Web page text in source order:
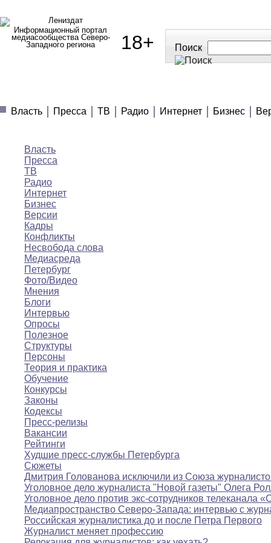
Информационный портал
медиасообщества Северо-
Западного региона
18+ Поиск
Власть
Пресса ТВ Радио Интернет Бизнес
Власть
Пресса
ТВ
Радио
Интернет
Бизнес
Версии
Кадры
Конфликты
Несвобода слова
Медиасреда
Петербург
Фото/Видео
Мнения
Блоги
Интервью
Опросы
Полезное
Структуры
Персоны
Теория и практика
Обучение
Конкурсы
Законы
Кодексы
Пресс-релизы
Вакансии
Рейтинги
Худшие пресс-службы Петербурга
Сюжеты
Дмитрия Голованова исключили из Союза
Уголовное дело журналиста "Новой газеты" Олега
Уголовное дело против экс-сотрудников телеканала
Медиапространство Северо-Запада: интервью с
Российская журналистика до и после Петра Первого
Журналист меняет профессию